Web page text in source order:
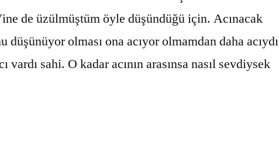
de üzülmüştüm öyle düşündüğü için. Acınacak
olması ona acıyor olmamdan daha acıydı
vardı sahi. O kadar acının arasınsa nasıl sevdiysek